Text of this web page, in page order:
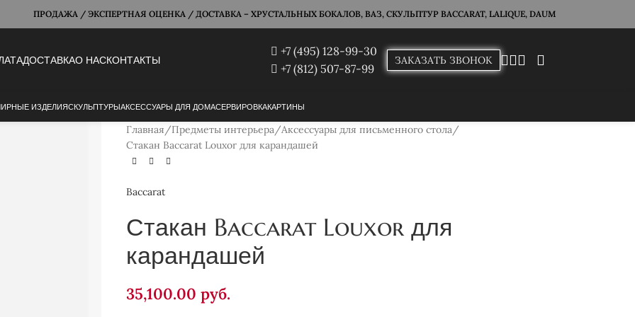
ПРОДАЖА / ЭКСПЕРТНАЯ ОЦЕНКА / ДОСТАВКА – ХРУСТАЛЬНЫХ БОКАЛОВ, ВАЗ, СКУЛЬПТУР BACCARAT, LALIQUE, DAUM
ДОСТАВКАО НАСКОНТАКТЫ
+7 (495) 128-99-30
+7 (812) 507-87-99
ЗАКАЗАТЬ ЗВОНОК
ИЗДЕЛИЯСКУЛЬПТУРЫАКСЕССУАРЫ ДЛЯ ДОМАСЕРВИРОВКАКАРТИНЫ
Главная Предметы интерьера Аксессуары для письменного стола
Стакан Baccarat Louxor для карандашей
Baccarat
Стакан Baccarat Louxor для
карандашей
35,100.00 руб.